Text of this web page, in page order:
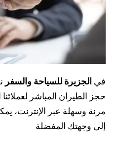
في الجزيرة للسياحة والسفر
حجز الطيران المباشر
مرنة وسهلة عبر الإنترنت،
إلى وجهتك المفضلة